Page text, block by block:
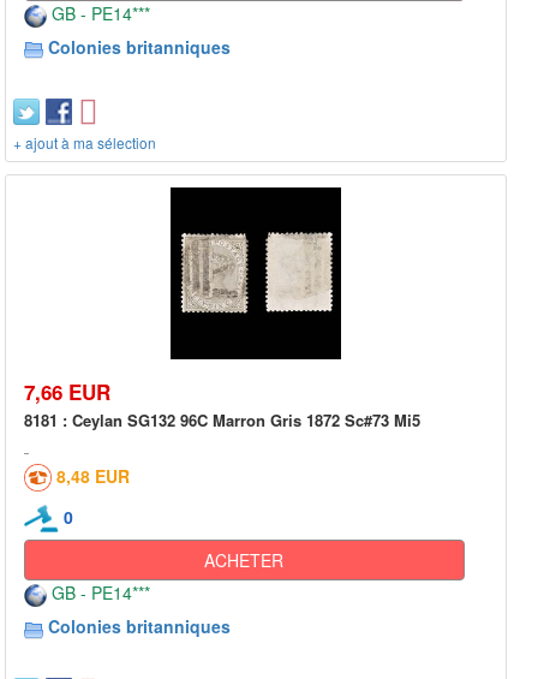
GB - PE14***
Colonies britanniques
+ ajout à ma sélection
7,66 EUR
8181 : Ceylan SG132 96C Marron Gris 1872 Sc#73 Mi5
8,48 EUR
0
ACHETER
GB - PE14***
Colonies britanniques